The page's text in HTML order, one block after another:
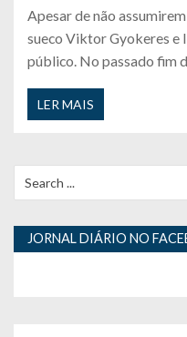
Apesar de não
sueco Viktor Gyokeres e
público. No passado fim
LER MAIS
for:
JORNAL DIÁRIO NO